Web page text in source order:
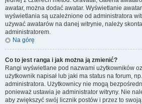
awatar, można dodać awatar. Wyświetlanie
wyświetlania są uzależnione od administratora
używać awatarów na danej witrynie, należy
administratorem.
Na górę
Co to jest ranga i jak można ją zmienić?
Rangi wyświetlane pod nazwami użytkowników
użytkownik napisał lub jaki ma status na forum,
administratora. Użytkownicy nie mogą
ponieważ ustawia je administrator witryny. Nie
aby zwiększyć swój licznik postów i przez to